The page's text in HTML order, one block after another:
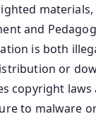
materials,
and
is both
or
copyright laws
to malware